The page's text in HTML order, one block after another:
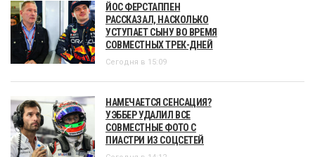
ЙОС ФЕРСТАППЕН
РАССКАЗАЛ, НАСКОЛЬКО
УСТУПАЕТ СЫНУ ВО ВРЕМЯ
СОВМЕСТНЫХ ТРЕК-ДНЕЙ
Сегодня в 15:09
НАМЕЧАЕТСЯ СЕНСАЦИЯ?
УЭББЕР УДАЛИЛ ВСЕ
СОВМЕСТНЫЕ ФОТО С
ПИАСТРИ ИЗ СОЦСЕТЕЙ